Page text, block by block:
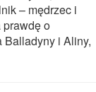
– mędrzec i
o
Balladyny i Aliny,